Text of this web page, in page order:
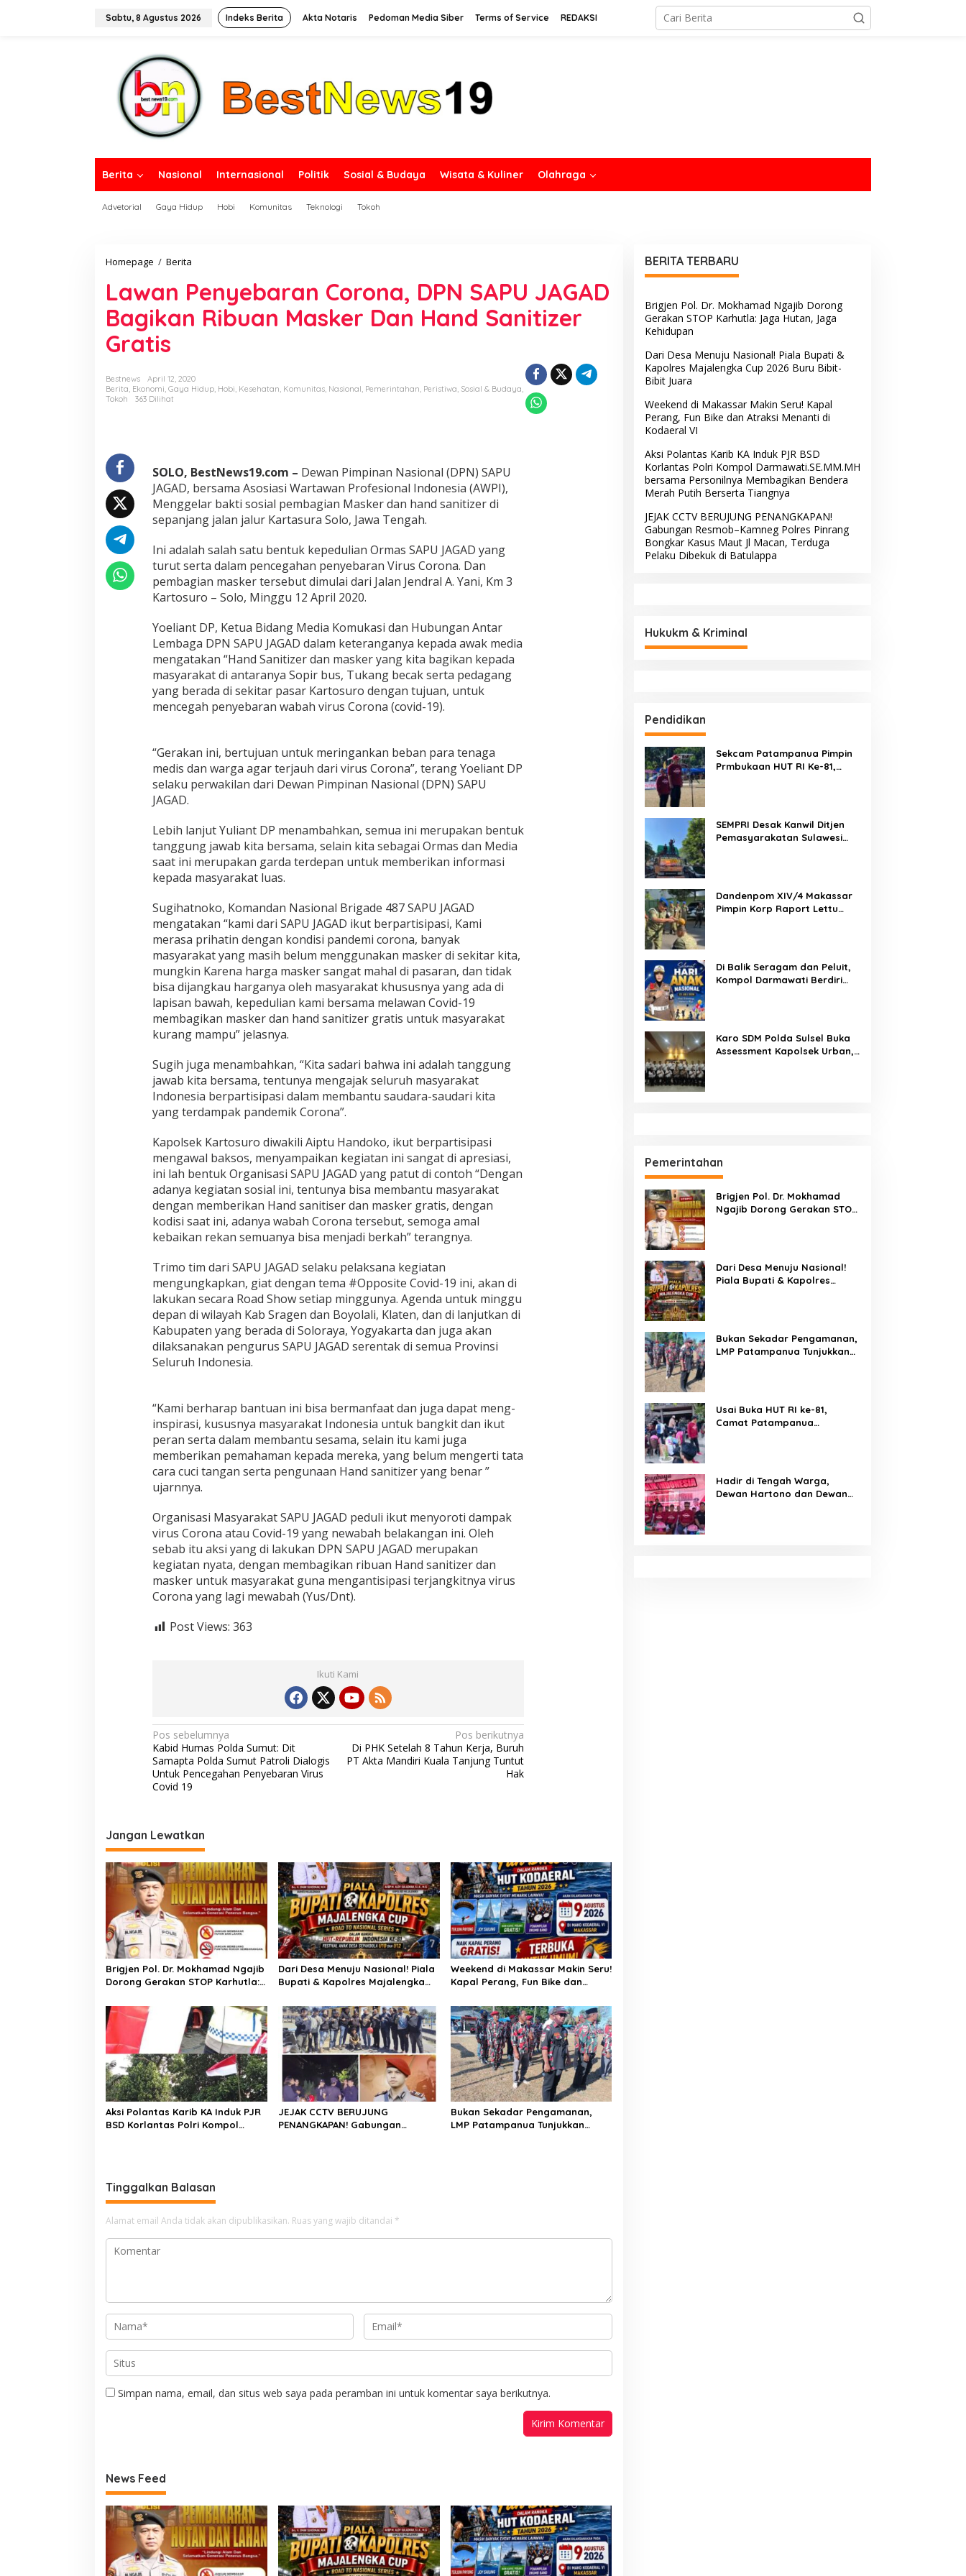
Sabtu, 8 Agustus 2026 Indeks Berita Akta Notaris Pedoman Media Siber Terms of Service REDAKSI
Berita Nasional Internasional Politik Sosial & Budaya Wisata & Kuliner Olahraga
Advetorial Gaya Hidup Hobi Komunitas Teknologi Tokoh
Homepage / Berita
w
n
P
e
b
o
r
o
n
a
D
N
S
A
U
A
G
A
D
B
a
k
a
n
R
u
a
n
M
a
k
e
D
a
n
H
a
d
S
n
i
i
z
r
G
a
i
s
Lawan Penyebaran Corona, DPN SAPU JAGAD
Bagikan Ribuan Masker Dan Hand Sanitizer
Gratis
Bestnews
April 12, 2020
Berita, Ekonomi, Gaya Hidup, Hobi, Kesehatan, Komunitas, Nasional, Pemerintahan, Peristiwa, Sosial & Budaya,
Tokoh
363 Dilihat
SOLO, BestNews19.com – Dewan Pimpinan Nasional (DPN) SAPU
JAGAD, bersama Asosiasi Wartawan Profesional Indonesia (AWPI),
Menggelar bakti sosial pembagian Masker dan hand sanitizer di
sepanjang jalan jalur Kartasura Solo, Jawa Tengah.
Ini adalah salah satu bentuk kepedulian Ormas SAPU JAGAD yang
turut serta dalam pencegahan penyebaran Virus Corona. Dan
pembagian masker tersebut dimulai dari Jalan Jendral A. Yani, Km 3
Kartosuro – Solo, Minggu 12 April 2020.
Yoeliant DP, Ketua Bidang Media Komukasi dan Hubungan Antar
Lembaga DPN SAPU JAGAD dalam keteranganya kepada awak media
mengatakan “Hand Sanitizer dan masker yang kita bagikan kepada
masyarakat di antaranya Sopir bus, Tukang becak serta pedagang
yang berada di sekitar pasar Kartosuro dengan tujuan, untuk
mencegah penyebaran wabah virus Corona (covid-19).
“Gerakan ini, bertujuan untuk meringankan beban para tenaga
medis dan warga agar terjauh dari virus Corona”, terang Yoeliant DP
selaku perwakilan dari Dewan Pimpinan Nasional (DPN) SAPU
JAGAD.
Lebih lanjut Yuliant DP menambahkan, semua ini merupakan bentuk
tanggung jawab kita bersama, selain kita sebagai Ormas dan Media
saat ini merupakan garda terdepan untuk memberikan informasi
kepada masyarakat luas.
Sugihatnoko, Komandan Nasional Brigade 487 SAPU JAGAD
mengatakan “kami dari SAPU JAGAD ikut berpartisipasi, Kami
merasa prihatin dengan kondisi pandemi corona, banyak
masyarakat yang masih belum menggunakan masker di sekitar kita,
mungkin Karena harga masker sangat mahal di pasaran, dan tidak
bisa dijangkau harganya oleh masyarakat khususnya yang ada di
lapisan bawah, kepedulian kami bersama melawan Covid-19
membagikan masker dan hand sanitizer gratis untuk masyarakat
kurang mampu” jelasnya.
Sugih juga menambahkan, “Kita sadari bahwa ini adalah tanggung
jawab kita bersama, tentunya mengajak seluruh masyarakat
Indonesia berpartisipasi dalam membantu saudara-saudari kita
yang terdampak pandemik Corona”.
Kapolsek Kartosuro diwakili Aiptu Handoko, ikut berpartisipasi
mengawal baksos, menyampaikan kegiatan ini sangat di apresiasi,
ini lah bentuk Organisasi SAPU JAGAD yang patut di contoh “Dengan
adanya kegiatan sosial ini, tentunya bisa membantu masyarakat
dengan memberikan Hand sanitiser dan masker gratis, dengan
kodisi saat ini, adanya wabah Corona tersebut, semoga amal
kebaikan rekan semuanya bisa menjadi berkah” terangnya.
Trimo tim dari SAPU JAGAD selaku pelaksana kegiatan
mengungkapkan, giat dengan tema #Opposite Covid-19 ini, akan di
lakukan secara Road Show setiap minggunya. Agenda untuk minggu
depan di wilayah Kab Sragen dan Boyolali, Klaten, dan di lanjutkan di
Kabupaten yang berada di Soloraya, Yogyakarta dan juga akan
dilaksanakan pengurus SAPU JAGAD serentak di semua Provinsi
Seluruh Indonesia.
“Kami berharap bantuan ini bisa bermanfaat dan juga dapat meng-
inspirasi, kususnya masyarakat Indonesia untuk bangkit dan ikut
peran serta dalam membantu sesama, selain itu kami juga
memberikan pemahaman kepada mereka, yang belum mengerti tata
cara cuci tangan serta pengunaan Hand sanitizer yang benar ”
ujarnnya.
Organisasi Masyarakat SAPU JAGAD peduli ikut menyoroti dampak
virus Corona atau Covid-19 yang newabah belakangan ini. Oleh
sebab itu aksi yang di lakukan DPN SAPU JAGAD merupakan
kegiatan nyata, dengan membagikan ribuan Hand sanitizer dan
masker untuk masyarakat guna mengantisipasi terjangkitnya virus
Corona yang lagi mewabah (Yus/Dnt).
Post Views: 363
Ikuti Kami
N
a
v
a
s
i
p
o
s
Pos sebelumnya
Kabid Humas Polda Sumut: Dit
Samapta Polda Sumut Patroli Dialogis
Untuk Pencegahan Penyebaran Virus
Covid 19
Pos berikutnya
Di PHK Setelah 8 Tahun Kerja, Buruh
PT Akta Mandiri Kuala Tanjung Tuntut
Hak
Jangan Lewatkan
Brigjen Pol. Dr. Mokhamad Ngajib
Dorong Gerakan STOP Karhutla:
Dari Desa Menuju Nasional! Piala
Bupati & Kapolres Majalengka
Weekend di Makassar Makin Seru!
Kapal Perang, Fun Bike dan
Aksi Polantas Karib KA Induk PJR
BSD Korlantas Polri Kompol
JEJAK CCTV BERUJUNG
PENANGKAPAN! Gabungan
Bukan Sekadar Pengamanan,
LMP Patampanua Tunjukkan
Tinggalkan Balasan
Alamat email Anda tidak akan dipublikasikan. Ruas yang wajib ditandai *
Simpan nama, email, dan situs web saya pada peramban ini untuk komentar saya berikutnya.
News Feed
BERITA TERBARU
Brigjen Pol. Dr. Mokhamad Ngajib Dorong
Gerakan STOP Karhutla: Jaga Hutan, Jaga
Kehidupan
Dari Desa Menuju Nasional! Piala Bupati &
Kapolres Majalengka Cup 2026 Buru Bibit-
Bibit Juara
Weekend di Makassar Makin Seru! Kapal
Perang, Fun Bike dan Atraksi Menanti di
Kodaeral VI
Aksi Polantas Karib KA Induk PJR BSD
Korlantas Polri Kompol Darmawati.SE.MM.MH
bersama Personilnya Membagikan Bendera
Merah Putih Berserta Tiangnya
JEJAK CCTV BERUJUNG PENANGKAPAN!
Gabungan Resmob–Kamneg Polres Pinrang
Bongkar Kasus Maut Jl Macan, Terduga
Pelaku Dibekuk di Batulappa
Hukukm & Kriminal
Pendidikan
Sekcam Patampanua Pimpin
Prmbukaan HUT RI Ke-81,
SEMPRI Desak Kanwil Ditjen
Pemasyarakatan Sulawesi
Dandenpom XIV/4 Makassar
Pimpin Korp Raport Lettu
Di Balik Seragam dan Peluit,
Kompol Darmawati Berdiri
Karo SDM Polda Sulsel Buka
Assessment Kapolsek Urban,
Pemerintahan
Brigjen Pol. Dr. Mokhamad
Ngajib Dorong Gerakan STOP
Dari Desa Menuju Nasional!
Piala Bupati & Kapolres
Bukan Sekadar Pengamanan,
LMP Patampanua Tunjukkan
Usai Buka HUT RI ke-81,
Camat Patampanua
Mendengar!
Hadir di Tengah Warga,
Dewan Hartono dan Dewan